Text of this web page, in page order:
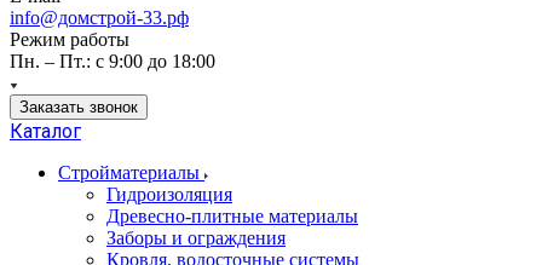
info@домстрой-33.рф
Режим работы
Пн. – Пт.: с 9:00 до 18:00
Заказать звонок
Каталог
Стройматериалы
Гидроизоляция
Древесно-плитные материалы
Заборы и ограждения
Кровля, водосточные системы